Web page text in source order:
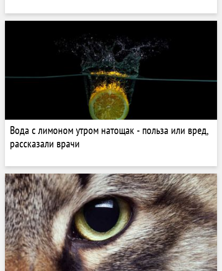
Вода с лимоном утром натощак - польза или вред,
рассказали врачи